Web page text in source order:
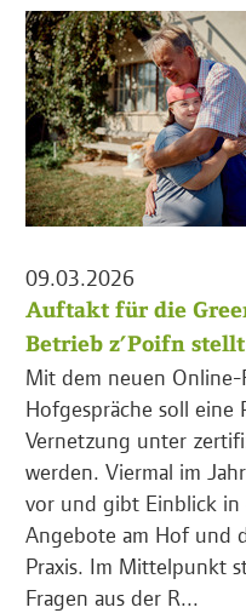
09.03.2026
Auftakt für die
Betrieb z’Poifn
Mit dem neuen
Hofgespräche soll
Vernetzung unter
werden. Viermal im
vor und gibt Einblick
Angebote am Hof und
Praxis. Im Mittelpunkt
Fragen aus der R...